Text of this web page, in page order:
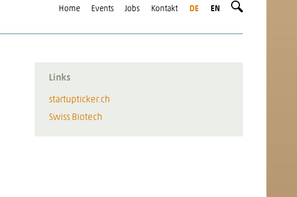
DE EN
Home Events Jobs Kontakt
Links
startupticker.ch
Swiss Biotech